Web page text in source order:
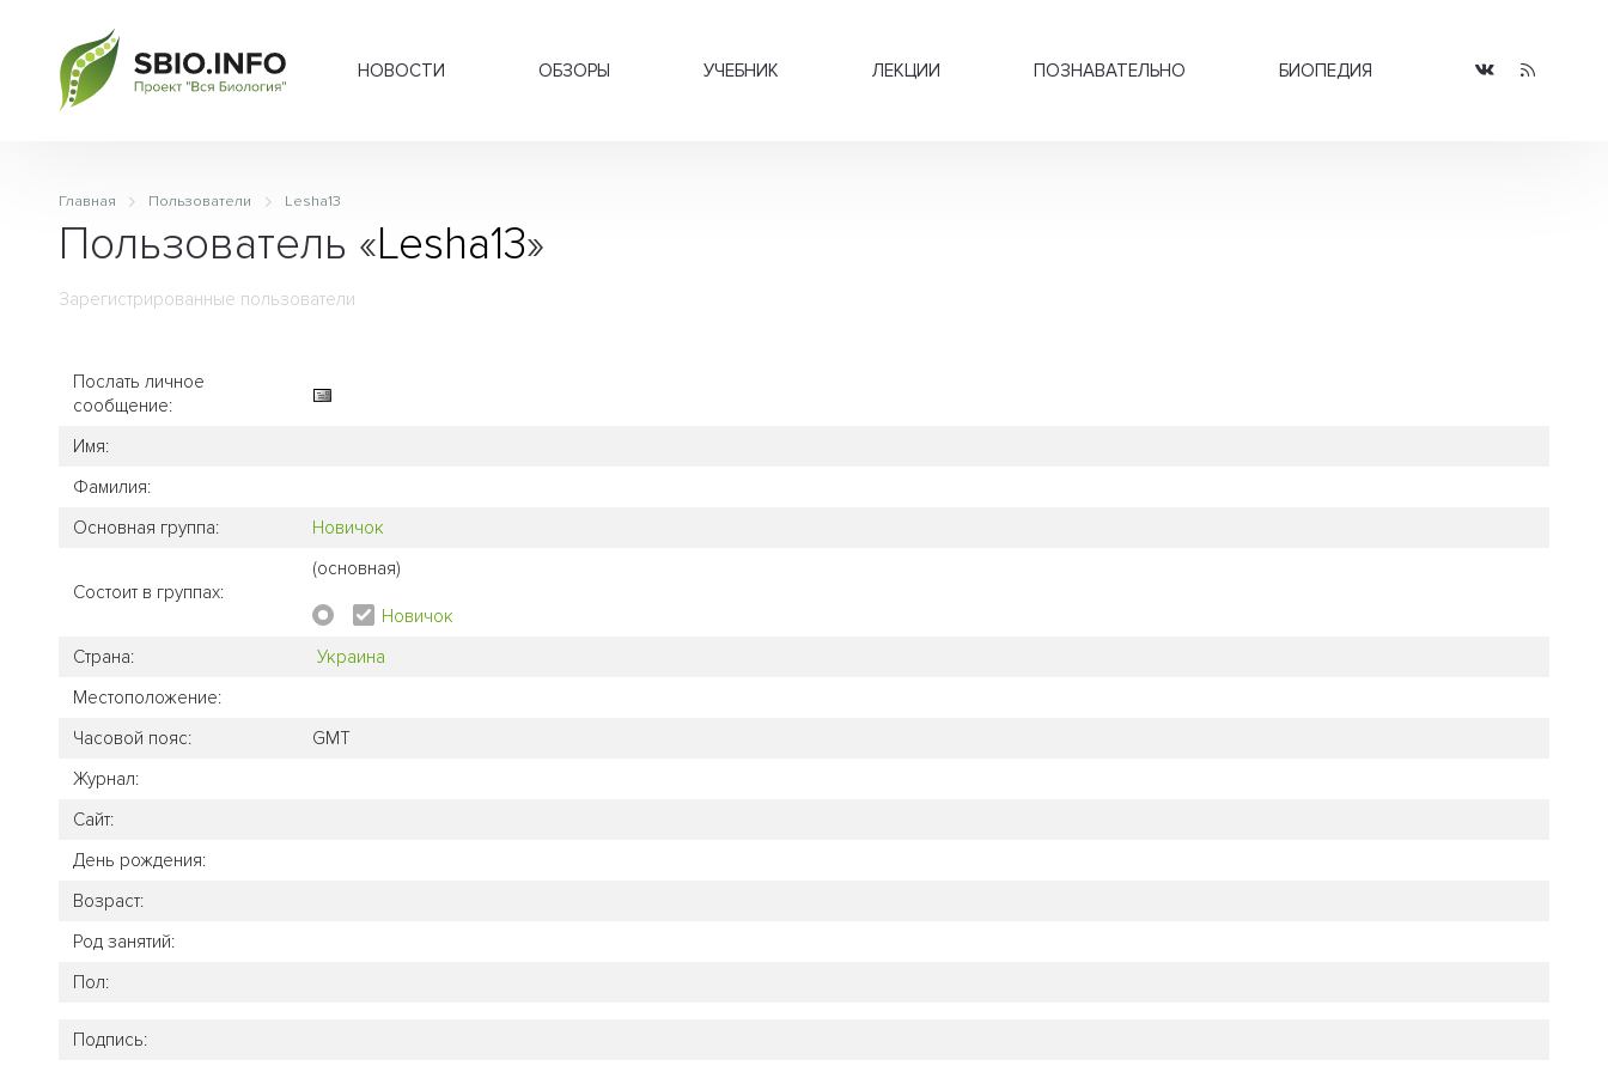
НОВОСТИ ОБЗОРЫ УЧЕБНИК ЛЕКЦИИ ПОЗНАВАТЕЛЬНО БИОПЕДИЯ
Главная Пользователи Lesha13
Пользователь «Lesha13»
Зарегистрированные пользователи
Послать личное
сообщение:
Имя:
Фамилия:
Основная группа:
Новичок
Состоит в группах:
(основная)
Новичок
Страна:
Украина
Местоположение:
Часовой пояс:
GMT
Журнал:
Сайт:
День рождения:
Возраст:
Род занятий:
Пол:
Подпись: